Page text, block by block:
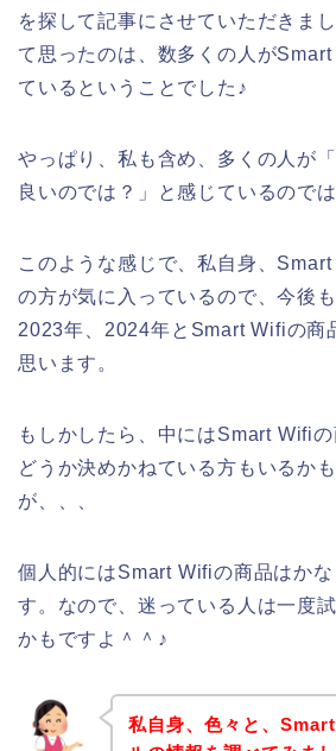
を探して記事にさせていただきま
て思ったのは、数多くの人が
ているということでした♪
やっぱり、私も含め、多くの人が
良いのでは？」と感じているので
このような感じで、私自身、
の方が気に入っているので、今後
2023年、2024年とSmart Wifiの商
思います。
もしかしたら、中にはSmart Wifi
どうか決めかねている方もいるか
が、、、
個人的にはSmart Wifiの商品はかな
す。なので、迷っている人は一度
かもですよ＾＾♪
私自身、色々と、